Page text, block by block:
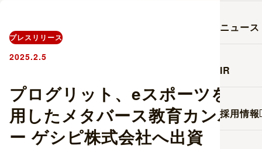
ニュース
IR
採用情報
プレスリリース
2025.2.5
プログリット、eスポーツを活
用したメタバース教育カンパニ
ー ゲシピ株式会社へ出資